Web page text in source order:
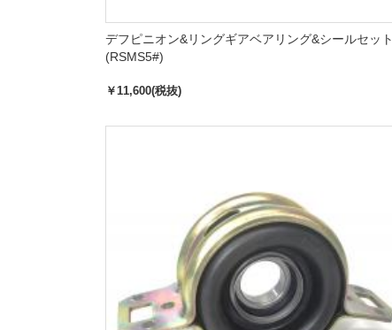
デフピニオン&リングギアベアリング&シールセット
(RSMS5#)
￥11,600(税抜)